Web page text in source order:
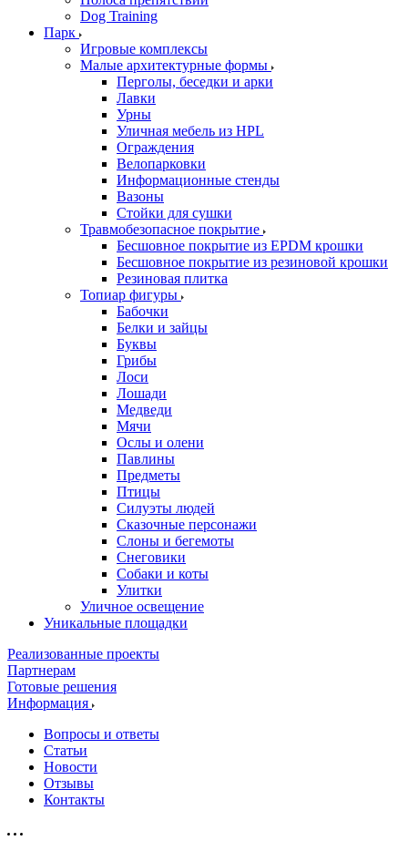
Dog Training
Парк
Игровые комплексы
Малые архитектурные формы
Перголы, беседки и арки
Лавки
Урны
Уличная мебель из HPL
Ограждения
Велопарковки
Информационные стенды
Вазоны
Стойки для сушки
Травмобезопасное покрытие
Бесшовное покрытие из EPDM крошки
Бесшовное покрытие из резиновой крошки
Резиновая плитка
Топиар фигуры
Бабочки
Белки и зайцы
Буквы
Грибы
Лоси
Лошади
Медведи
Мячи
Ослы и олени
Павлины
Предметы
Птицы
Силуэты людей
Сказочные персонажи
Слоны и бегемоты
Снеговики
Собаки и коты
Улитки
Уличное освещение
Уникальные площадки
Реализованные проекты
Партнерам
Готовые решения
Информация
Вопросы и ответы
Статьи
Новости
Отзывы
Контакты